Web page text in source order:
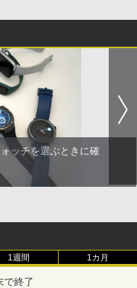
ッチを選ぶときに確
1週間 1カ月
で終了